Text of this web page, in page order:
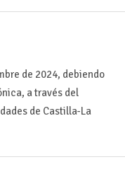
de 2024, debiendo
a través del
de Castilla-La